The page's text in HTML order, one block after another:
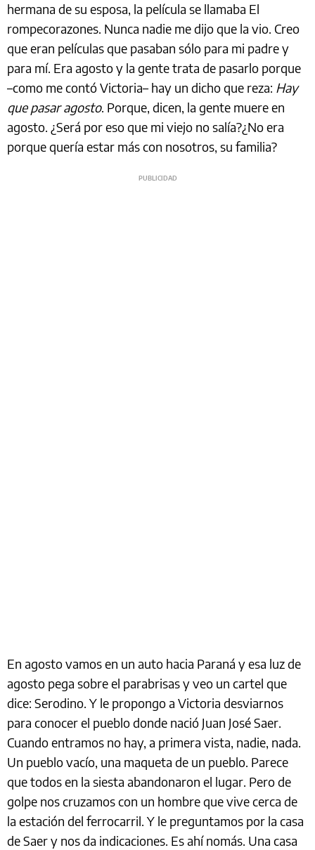
hermana de su esposa, la película se llamaba El
rompecorazones. Nunca nadie me dijo que la vio. Creo
que eran películas que pasaban sólo para mi padre y
para mí. Era agosto y la gente trata de pasarlo porque
–como me contó Victoria– hay un dicho que reza: Hay
que pasar agosto. Porque, dicen, la gente muere en
agosto. ¿Será por eso que mi viejo no salía?¿No era
porque quería estar más con nosotros, su familia?
En agosto vamos en un auto hacia Paraná y esa luz de
agosto pega sobre el parabrisas y veo un cartel que
dice: Serodino. Y le propongo a Victoria desviarnos
para conocer el pueblo donde nació Juan José Saer.
Cuando entramos no hay, a primera vista, nadie, nada.
Un pueblo vacío, una maqueta de un pueblo. Parece
que todos en la siesta abandonaron el lugar. Pero de
golpe nos cruzamos con un hombre que vive cerca de
la estación del ferrocarril. Y le preguntamos por la casa
de Saer y nos da indicaciones. Es ahí nomás. Una casa